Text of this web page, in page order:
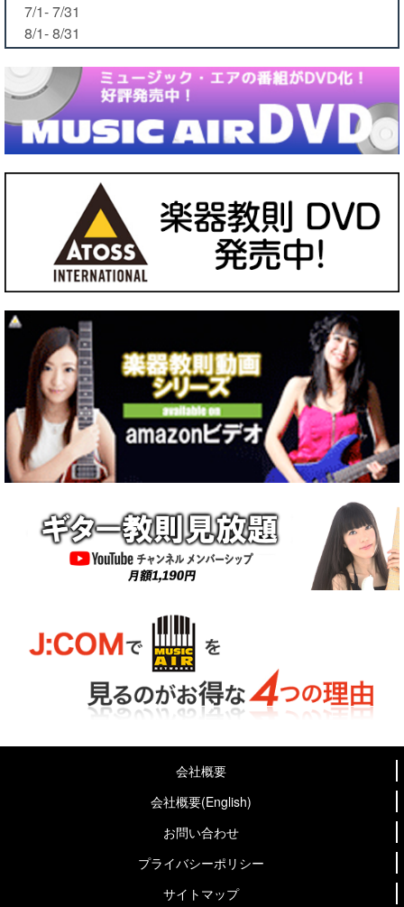
7/1- 7/31
8/1- 8/31
会社概要
会社概要(English)
お問い合わせ
プライバシーポリシー
サイトマップ